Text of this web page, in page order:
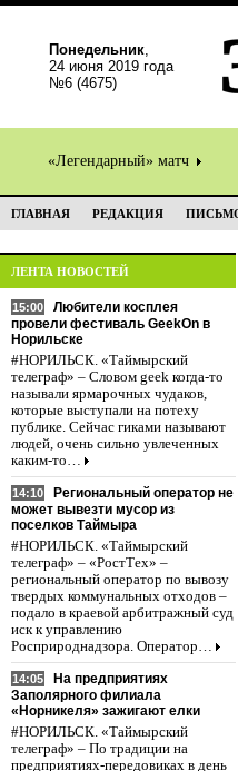
Понедельник,
24 июня 2019 года
№6 (4675)
«Легендарный» матч
ГЛАВНАЯ РЕДАКЦИЯ
ЛЕНТА НОВОСТЕЙ
15:00
Любители косплея
провели фестиваль GeekOn в
Норильске
#НОРИЛЬСК. «Таймырский
телеграф» – Словом geek когда-то
называли ярмарочных чудаков,
которые выступали на потеху
публике. Сейчас гиками называют
людей, очень сильно увлеченных
каким-то…
14:10
Региональный оператор не
может вывезти мусор из
поселков Таймыра
#НОРИЛЬСК. «Таймырский
телеграф» – «РостТех» –
региональный оператор по вывозу
твердых коммунальных отходов –
подало в краевой арбитражный суд
иск к управлению
Росприроднадзора. Оператор…
14:05
На предприятиях
Заполярного филиала
«Норникеля» зажигают елки
#НОРИЛЬСК. «Таймырский
телеграф» – По традиции на
предприятиях-передовиках в день